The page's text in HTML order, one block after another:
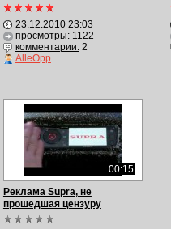
23.12.2010 23:03
просмотры: 1122
комментарии:2
AlleOpp
00:15
Реклама Supra, не
прошедшая цензуру